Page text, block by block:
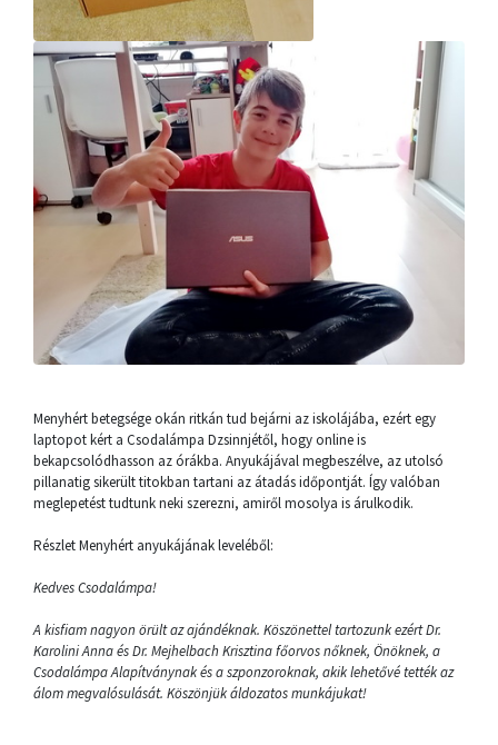
Menyhért betegsége okán ritkán tud bejárni az iskolájába, ezért egy
laptopot kért a Csodalámpa Dzsinnjétől, hogy online is
bekapcsolódhasson az órákba. Anyukájával megbeszélve, az utolsó
pillanatig sikerült titokban tartani az átadás időpontját. Így valóban
meglepetést tudtunk neki szerezni, amiről mosolya is árulkodik.
Részlet Menyhért anyukájának leveléből:
Kedves Csodalámpa!
A kisfiam nagyon örült az ajándéknak. Köszönettel tartozunk ezért Dr.
Karolini Anna és Dr. Mejhelbach Krisztina főorvos nőknek, Önöknek, a
Csodalámpa Alapítványnak és a szponzoroknak, akik lehetővé tették az
álom megvalósulását. Köszönjük áldozatos munkájukat!